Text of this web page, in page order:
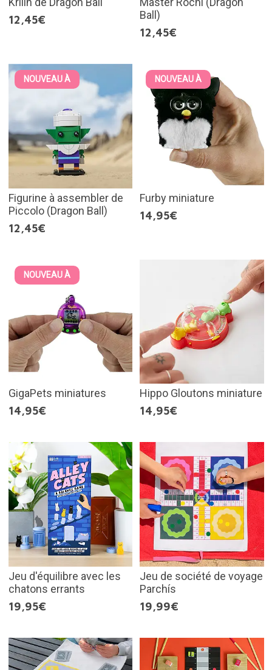
12,45€
Ball)
12,45€
NOUVEAU À
Figurine à assembler de
Piccolo (Dragon Ball)
12,45€
NOUVEAU À
Furby miniature
14,95€
NOUVEAU À
GigaPets miniatures
14,95€
Hippo Gloutons miniature
14,95€
Jeu d'équilibre avec les
chatons errants
19,95€
Jeu de société de voyage
Parchís
19,99€